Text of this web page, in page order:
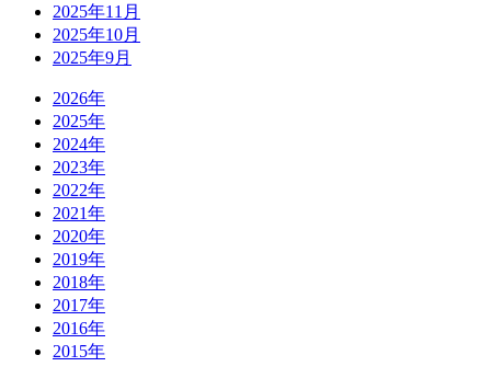
2025年11月
2025年10月
2025年9月
2026年
2025年
2024年
2023年
2022年
2021年
2020年
2019年
2018年
2017年
2016年
2015年